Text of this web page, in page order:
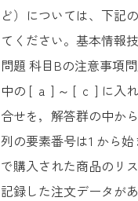
ど）については、下記
てください。基本情報
問題 科目Bの注意事項
中の [ a ] ～ [ c ] に入
合せを，解答群の中か
列の要素番号は1 から
で購入された商品のリ
記録した注文データが